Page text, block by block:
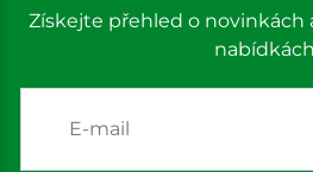
Získejte přehled o novinkách